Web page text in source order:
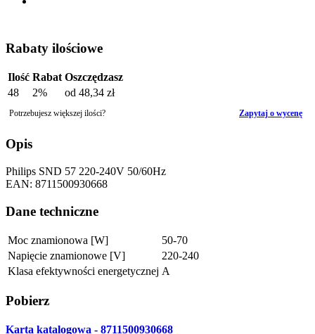
Rabaty ilościowe
Ilość Rabat Oszczędzasz
48
2% od 48,34 zł
Potrzebujesz większej ilości? Zapytaj o wycenę
Opis
Philips SND 57 220-240V 50/60Hz
EAN: 8711500930668
Dane techniczne
Moc znamionowa [W]
50-70
Napięcie znamionowe [V]
220-240
Klasa efektywności energetycznej A
Pobierz
Karta katalogowa - 8711500930668